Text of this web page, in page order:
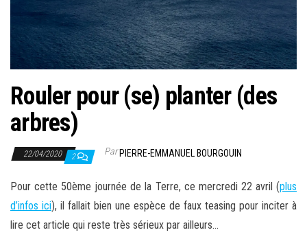
Rouler pour (se) planter (des
arbres)
22/04/2020 2 ParPIERRE-EMMANUEL BOURGOUIN
Pour cette 50ème journée de la Terre, ce mercredi 22 avril (plus
d’infos ici), il fallait bien une espèce de faux teasing pour inciter à
lire cet article qui reste très sérieux par ailleurs…